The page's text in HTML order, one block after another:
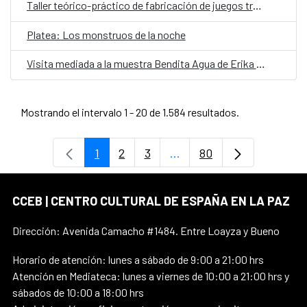
Taller teórico-práctico de fabricación de juegos tradicionales
Platea: Los monstruos de la noche
Visita mediada a la muestra Bendita Agua de Erika Ewel
Mostrando el intervalo 1 - 20 de 1.584 resultados.
Página
1 Página
2 Página
3 ...Páginas intermedias
Página
80
CCEB | CENTRO CULTURAL DE ESPAÑA EN LA PAZ
Dirección: Avenida Camacho #1484. Entre Loayza y Bueno
Horario de atención: lunes a sábado de 9:00 a 21:00 hrs
Atención en Mediateca: lunes a viernes de 10:00 a 21:00 hrs y
sábados de 10:00 a 18:00 hrs